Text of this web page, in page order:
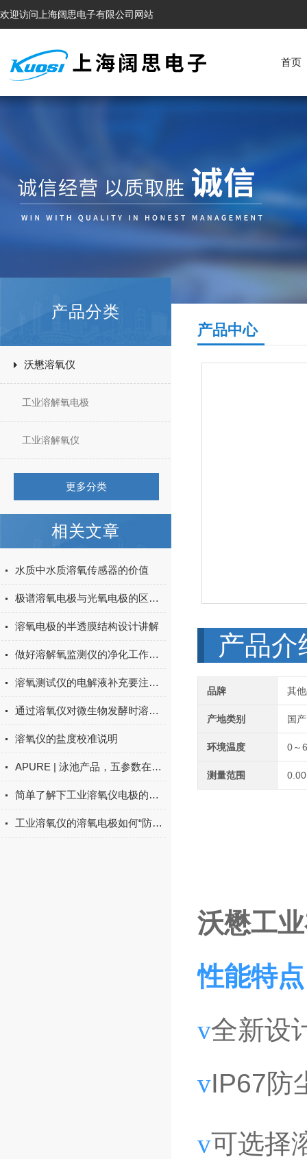
欢迎访问上海阔思电子有限公司网站
首页
产品分类
沃懋溶氧仪
工业溶解氧电极
工业溶解氧仪
更多分类
相关文章
水质中水质溶氧传感器的价值
极谱溶氧电极与光氧电极的区分说明
溶氧电极的半透膜结构设计讲解
做好溶解氧监测仪的净化工作要了解些什么？
溶氧测试仪的电解液补充要注意哪些事项？
通过溶氧仪对微生物发酵时溶氧量的控制
溶氧仪的盐度校准说明
APURE | 泳池产品，五参数在线检测仪
简单了解下工业溶氧仪电极的极化
工业溶氧仪的溶氧电极如何“防老化”？
产品中心
产品介
品牌 其
产地类别 国产
环境温度 0～
测量范围
沃懋工
性能特
v全新设
vIP67防
v可选择